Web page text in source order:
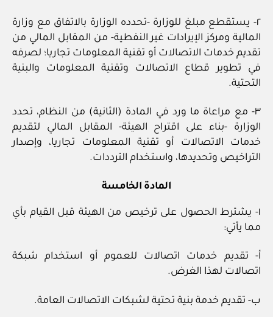
٢- يستقطع مبلغ للوزارة -تحدده الوزارة بالاتفاق مع وزارة
المالية ومركز الإيرادات غير النفطية- من المقابل المالي من
تقديم خدمات الاتصالات أو تقنية المعلومات تجاريا؛ لصرفه
في تطوير قطاع الاتصالات وتقنية المعلومات والبنية
التحتية.
٣- مع مراعاة ما ورد في المادة (الثانية) من النظام، تحدد
الوزارة -بناء على اقتراح الهيئة- المقابل المالي لتقديم
خدمات الاتصالات أو تقنية المعلومات تجاريا، وإصدار
التراخيص وتحديدها، واستخدام الترددات.
المادة الخامسة
١- يشترط الحصول على ترخيص من الهيئة قبل القيام بأي
مما يأتي:
أ- تقديم خدمات اتصالات للعموم أو استخدام شبكة
اتصالات لهذا الغرض.
ب- تقديم خدمة بنية تحتية لشبكات الاتصالات العامة.